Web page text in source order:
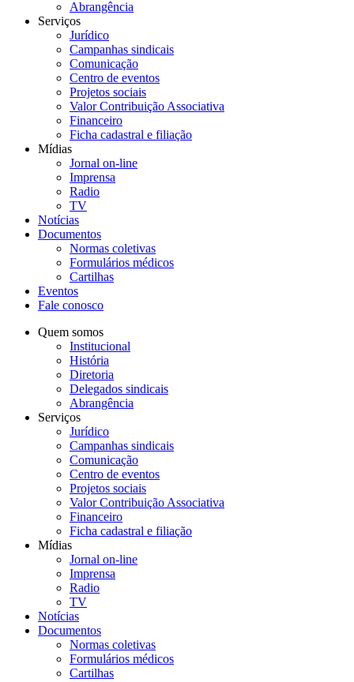
Abrangência
Serviços
Jurídico
Campanhas sindicais
Comunicação
Centro de eventos
Projetos sociais
Valor Contribuição Associativa
Financeiro
Ficha cadastral e filiação
Mídias
Jornal on-line
Imprensa
Radio
TV
Notícias
Documentos
Normas coletivas
Formulários médicos
Cartilhas
Eventos
Fale conosco
Quem somos
Institucional
História
Diretoria
Delegados sindicais
Abrangência
Serviços
Jurídico
Campanhas sindicais
Comunicação
Centro de eventos
Projetos sociais
Valor Contribuição Associativa
Financeiro
Ficha cadastral e filiação
Mídias
Jornal on-line
Imprensa
Radio
TV
Notícias
Documentos
Normas coletivas
Formulários médicos
Cartilhas